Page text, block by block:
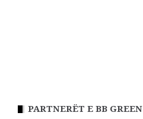
PARTNERËT E BB GREEN